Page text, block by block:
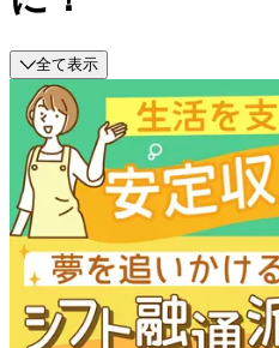
全て表示